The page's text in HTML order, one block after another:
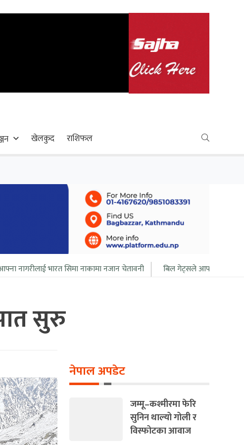
खेलकुद राशिफल
सिमा नाकामा नजान चेतावनी बिल गेट्सले आफ्नो सबै सम्पत्ति २० बर्ष भित्र
सुरु
नेपाल अपडेट
जम्मू–कश्मीरमा फेरि
सुनिन थाल्यो गोली र
विस्फोटका आवाज